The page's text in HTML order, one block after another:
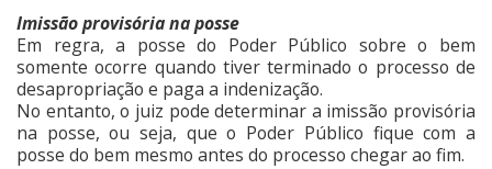
Imissão provisória na posse
Em regra, a posse do Poder Público sobre o bem
somente ocorre quando tiver terminado o processo de
desapropriação e paga a indenização.
No entanto, o juiz pode determinar a imissão provisória
na posse, ou seja, que o Poder Público fique com a
posse do bem mesmo antes do processo chegar ao fim.